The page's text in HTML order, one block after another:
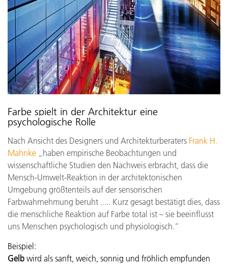
Farbe spielt in der Architektur eine
psychologische Rolle
Nach Ansicht des Designers und Architekturberaters Frank H.
Mahnke „haben empirische Beobachtungen und
wissenschaftliche Studien den Nachweis erbracht, dass die
Mensch-Umwelt-Reaktion in der architektonischen
Umgebung größtenteils auf der sensorischen
Farbwahrnehmung beruht ..... Kurz gesagt bestätigt dies, dass
die menschliche Reaktion auf Farbe total ist – sie beeinflusst
uns Menschen psychologisch und physiologisch.“
Beispiel:
Gelb wird als sanft, weich, sonnig und fröhlich empfunden